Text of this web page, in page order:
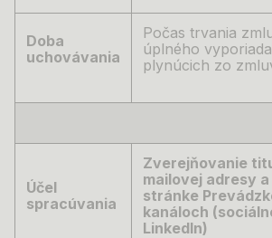
Doba
uchovávania
Počas trvania
úplného
plynúcich zo
Účel
spracúvania
Zverejňovanie
mailovej adresy
stránke
kanáloch
LinkedIn)